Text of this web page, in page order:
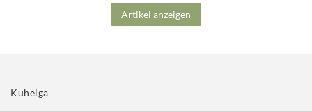
Artikel anzeigen
Kuheiga